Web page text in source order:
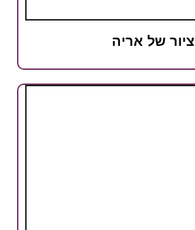
ציור של אריה